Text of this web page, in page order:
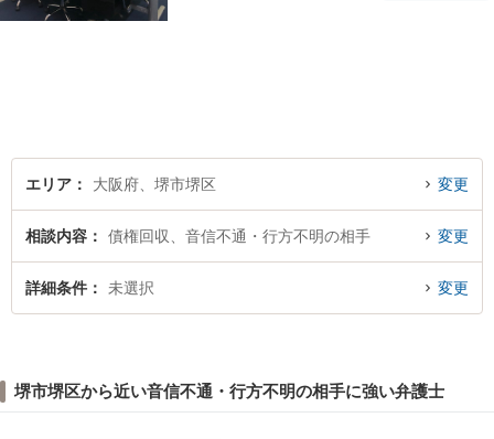
用もご相談下さい】
エリア 大阪府、堺市堺区 変更
相談内容 債権回収、音信不通・行方不明の相手 変更
詳細条件 未選択 変更
堺市堺区から近い音信不通・行方不明の相手に強い弁護士